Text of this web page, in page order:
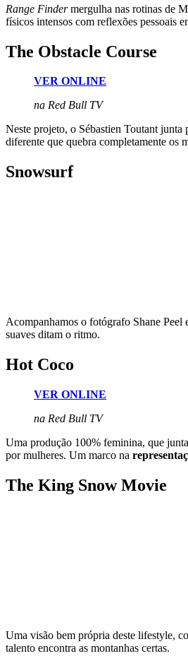
Range Findermergulha nas rotinas de
físicos intensos com reflexões pessoais
The Obstacle Course
VER ONLINE
na Red Bull TV
Neste projeto, o Sébastien Toutant
diferente que quebra completamente os
Snowsurf
Acompanhamos o fotógrafo Shane
suaves ditam o ritmo.
Hot Coco
VER ONLINE
na Red Bull TV
Uma produção 100% feminina, que
por mulheres. Um marco na
The King Snow Movie
Uma visão bem própria deste lifestyle,
talento encontra as montanhas certas.